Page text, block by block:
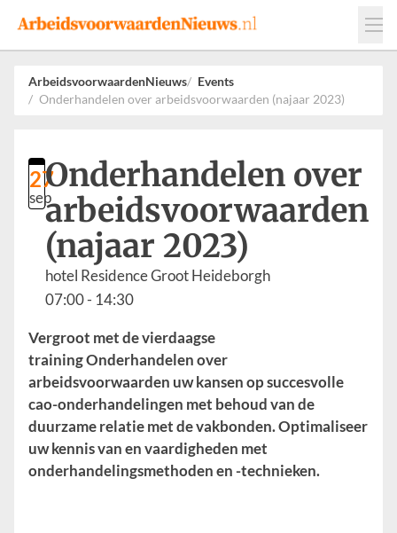
Events
Adverteren
Leveranciers
Werkgevers
ArbeidsvoorwaardenNieuws
Events
Onderhandelen over arbeidsvoorwaarden (najaar 2023)
27
sep
Onderhandelen over
arbeidsvoorwaarden
(najaar 2023)
hotel Residence Groot Heideborgh
07:00- 14:30
Vergroot met de vierdaagse
training Onderhandelen over
arbeidsvoorwaarden uw kansen op succesvolle
cao-onderhandelingen met behoud van de
duurzame relatie met de vakbonden. Optimaliseer
uw kennis van en vaardigheden met
onderhandelingsmethoden en -technieken.